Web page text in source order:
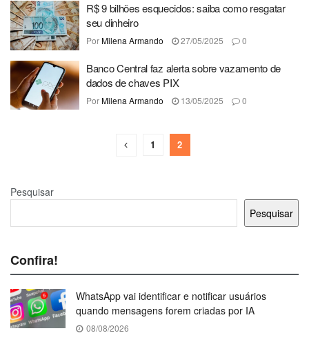
R$ 9 bilhões esquecidos: saiba como resgatar
seu dinheiro
PorMilena Armando 27/05/2025 0
Banco Central faz alerta sobre vazamento de
dados de chaves PIX
PorMilena Armando 13/05/2025 0
1 2
Pesquisar
Pesquisar
Confira!
WhatsApp vai identificar e notificar usuários
quando mensagens forem criadas por IA
08/08/2026